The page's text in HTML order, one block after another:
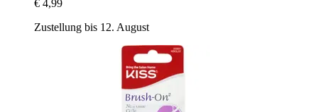
€ 4,99
Zustellung bis 12. August